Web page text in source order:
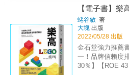
聞稿」；禁用
頁形式寫成；設
化，打造獨特的企業文化。
密主義與成長課
營隱憂；營業額
的日本市場課題
著這個裝置所建
值380億美元的
評，指責他們讓
丁成癮。 可以說，詹姆斯和亞當從一開始就犯
了錯。 他們把Juul行銷成眾人垂涎的東西，而
不是可能救人命
少年濫用的憂慮
接連冒出EVALI
美國FDA對電子
規定，電子菸商
君子戒除菸癮，
FDA認為，Juul
提出的內部研究
年6月對Juul開
（MDOs）。一
【電子書】樂
蛯谷敏 著
大塊 出版
2022/05/28 出版
金石堂強力推薦書 ! & 玩具業界營業
一！品牌信賴度排行
30％】【ROE 43％】 來自丹麥的小